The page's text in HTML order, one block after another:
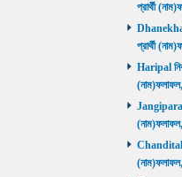
প্রার্থী
Dhanekhali
প্রার্থী
Haripal
Jangipara
Chanditala